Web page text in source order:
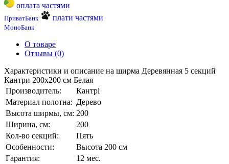
оплата частями
ПриватБанк плати частями
МоноБанк
О товаре
Отзывы (0)
Характеристики и описание на ширма Деревянная 5 секций
Кантри 200х200 см Белая
Производитель:
Кантрі
Материал полотна: Дерево
Высота ширмы, см: 200
Ширина, см:
200
Кол-во секций:
Пять
Особенности:
Высота 200 см
Гарантия:
12 мес.